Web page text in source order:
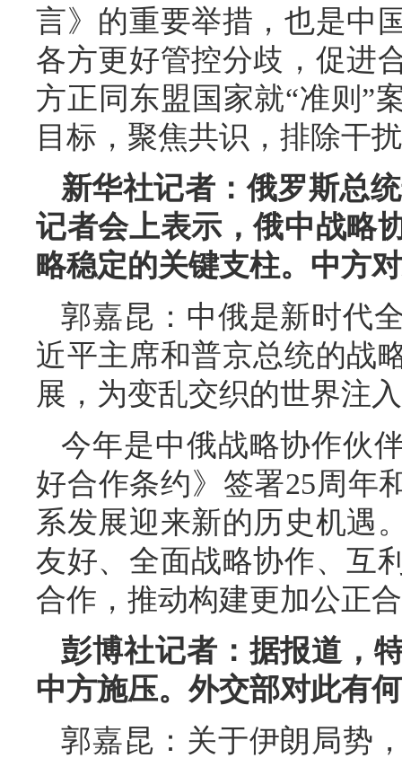
言》的重要举措，也是中
各方更好管控分歧，促进
方正同东盟国家就“准则”
目标，聚焦共识，排除干
新华社记者：俄罗斯总
记者会上表示，俄中战略
略稳定的关键支柱。中方
郭嘉昆：中俄是新时代
近平主席和普京总统的战
展，为变乱交织的世界注
今年是中俄战略协作伙
好合作条约》签署25周年
系发展迎来新的历史机遇
友好、全面战略协作、互
合作，推动构建更加公正
彭博社记者：据报道，
中方施压。外交部对此有
郭嘉昆：关于伊朗局势